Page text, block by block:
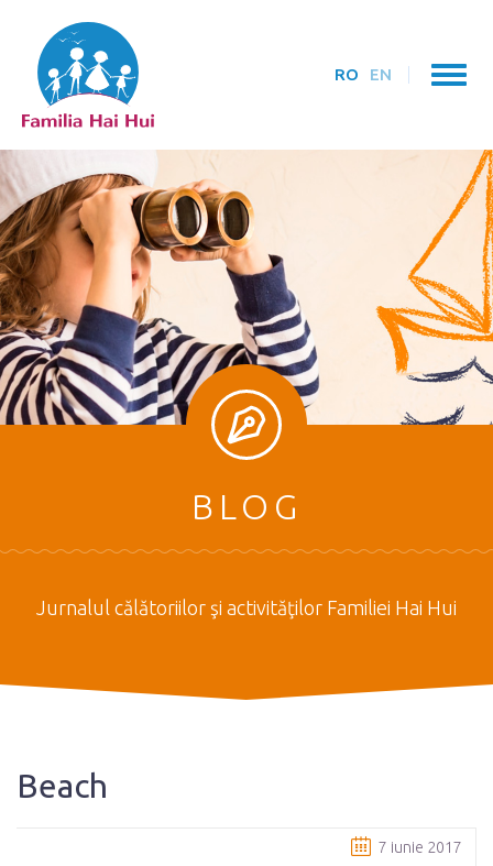
RO EN
BLOG
Jurnalul călătoriilor şi activităţilor Familiei Hai Hui
Beach
7 iunie 2017